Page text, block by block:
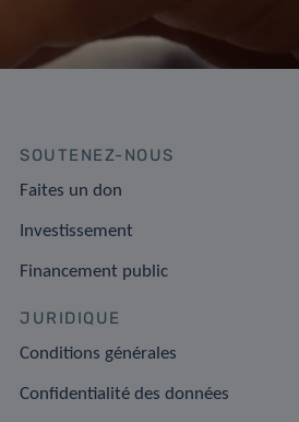
SOUTENEZ-NOUS
Faites un don
Investissement
Financement public
JURIDIQUE
Conditions générales
Confidentialité des données